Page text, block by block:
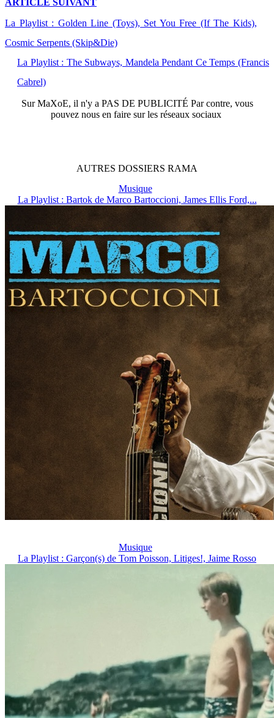
ARTICLE SUIVANT
La Playlist : Golden Line (Toys), Set You Free (If The Kids),
Cosmic Serpents (Skip&Die)
La Playlist : The Subways, Mandela Pendant Ce Temps (Francis
Cabrel)
SurMaXoE, il n'y a PAS DE PUBLICITÉ Par contre, vous
pouvez nous en faire sur les réseaux sociaux
AUTRES DOSSIERS RAMA
Musique
La Playlist : Bartok de Marco Bartoccioni, James Ellis Ford,...
Musique
La Playlist : Garçon(s) de Tom Poisson, Litiges!, Jaime Rosso